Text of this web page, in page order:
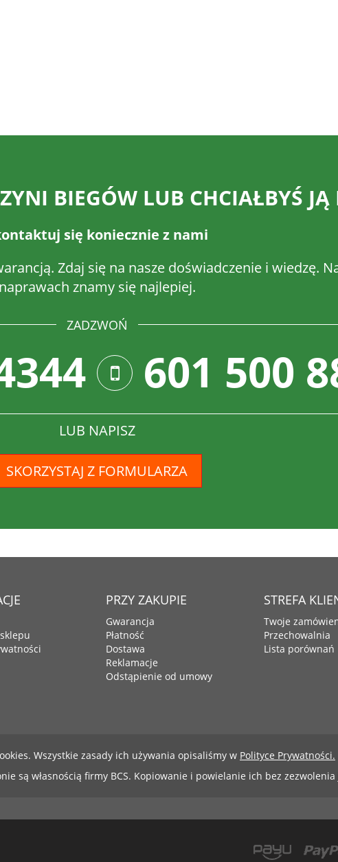
BIEGÓW LUB CHCIAŁBYŚ
się koniecznie z nami
Zdaj się na nasze doświadczenie i wiedzę.
naprawach znamy się najlepiej.
ZADZWOŃ
601 500
LUB NAPISZ
SKORZYSTAJ Z FORMULARZA
PRZY ZAKUPIE
Gwarancja
Płatność
Dostawa
Reklamacje
Odstąpienie od umowy
STREFA
Twoje
Przechowalnia
Lista porównań
Wszystkie zasady ich używania opisaliśmy w Polityce Prywatności.
są własnością firmy BCS. Kopiowanie i powielanie ich bez